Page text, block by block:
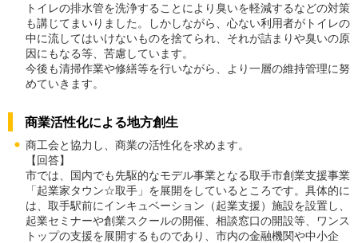
トイレの排水管を洗浄することにより臭いを軽減するなどの対策
も講じてまいりました。しかしながら、心ない利用者がトイレの
中に流してはいけないものを捨てられ、それが詰まりや臭いの原
因にもなる等、苦慮しています。
今後も清掃作業や修繕等を行いながら、より一層の維持管理に努
めていきます。
商業活性化による地方創生
商工会と協力し、商業の活性化を求めます。
【回答】
市では、国内でも先駆的なモデル事業となる取手市創業支援事業
「起業家タウン☆取手」を展開をしているところです。具体的に
は、取手駅前にインキュベーション（起業支援）施設を設置し、
起業セミナーや創業スクールの開催、相談窓口の開設等、ワンス
トップの支援を展開するものであり、市内の金融機関や中小企